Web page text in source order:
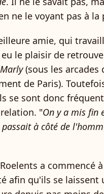
ne le voyant pas à
amie, qui
le plaisir de
(sous les arcades
de Paris).
se sont donc
"On y a mis fin
à côté de
a commencé
afin qu'ils se laissent